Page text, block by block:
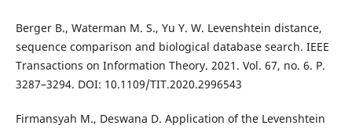
Berger B., Waterman M. S., Yu Y. W. Levenshtein distance,
sequence comparison and biological database search. IEEE
Transactions on Information Theory. 2021. Vol. 67, no. 6. P.
3287–3294. DOI: 10.1109/TIT.2020.2996543
Firmansyah M., Deswana D. Application of the Levenshtein